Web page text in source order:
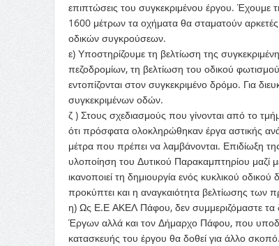
επιπτώσεις του συγκεκριμένου έργου. Έχουμε
1600 μέτρων τα οχήματα θα σταματούν
οδικών συγκρούσεων.
ε) Υποστηρίζουμε τη βελτίωση της
πεζοδρομίων, τη βελτίωση του οδικού
εντοπίζονται στον συγκεκριμένο δρόμο. Για
συγκεκριμένων οδών.
ζ ) Στους σχεδιασμούς που γίνονται από το
ότι πρόσφατα ολοκληρώθηκαν έργα αστικής
μέτρα που πρέπει να λαμβάνονται. Επιδίωξη
υλοποίηση του Δυτικού Παρακαμπτηρίου μαζί
ικανοποιεί τη δημιουργία ενός κυκλικού
προκύπτει και η αναγκαιότητα βελτίωσης
η) Ως Ε.Ε ΑΚΕΛ Πάφου, δεν συμμεριζόμαστε τα
Έργων αλλά και τον Δήμαρχο Πάφου, που
κατασκευής του έργου θα δοθεί για άλλο